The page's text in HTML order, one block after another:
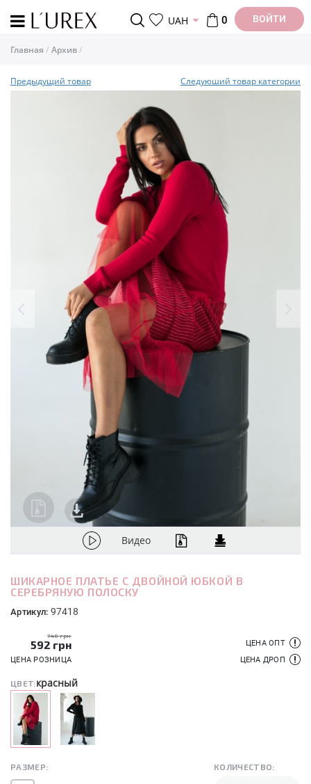
UAH 0 ВОЙТИ
Главная Архив
Предыдущий товар Следуюший товар категории
Видео
ШИКАРНОЕ ПЛАТЬЕ С ДВОЙНОЙ ЮБКОЙ В
СЕРЕБРЯНУЮ ПОЛОСКУ
Артикул: 97418
740 грн
592 грн
ЦЕНА РОЗНИЦА
ЦЕНА ОПТ
ЦЕНА ДРОП
ЦВЕТ:красный
РАЗМЕР: КОЛИЧЕСТВО: